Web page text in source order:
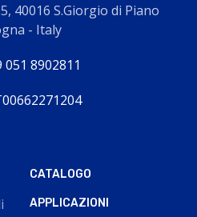
40016 S.Giorgio di Piano
- Italy
051 8902811
CATALOGO
APPLICAZIONI